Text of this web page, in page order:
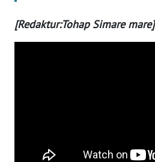
[Redaktur:Tohap Simare mare]